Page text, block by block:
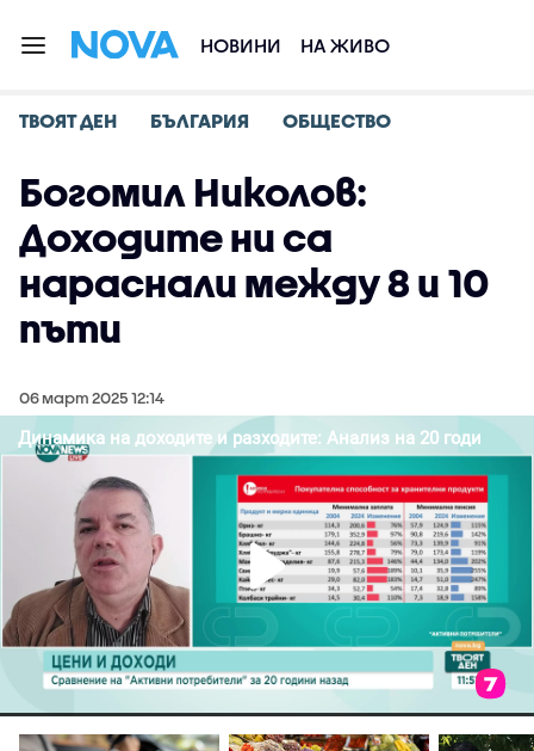
НОВИНИ НА ЖИВО
ТВОЯТ ДЕН БЪЛГАРИЯ ОБЩЕСТВО
Богомил Николов:
Доходите ни са
нараснали между 8 и 10
пъти
06 март 2025 12:14